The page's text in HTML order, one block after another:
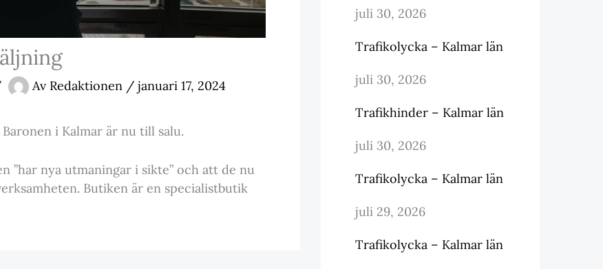
Av Redaktionen / januari 17, 2024
i Kalmar är nu till salu.
”har nya utmaningar i sikte” och att de nu
Butiken är en specialistbutik
juli 30, 2026
Trafikolycka – Kalmar län
juli 30, 2026
Trafikhinder – Kalmar län
juli 30, 2026
Trafikolycka – Kalmar län
juli 29, 2026
Trafikolycka – Kalmar län